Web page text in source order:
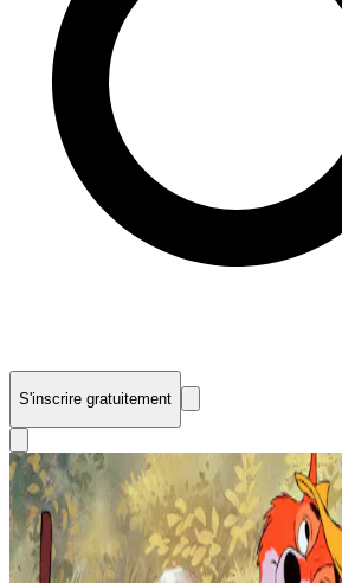
S'inscrire gratuitement